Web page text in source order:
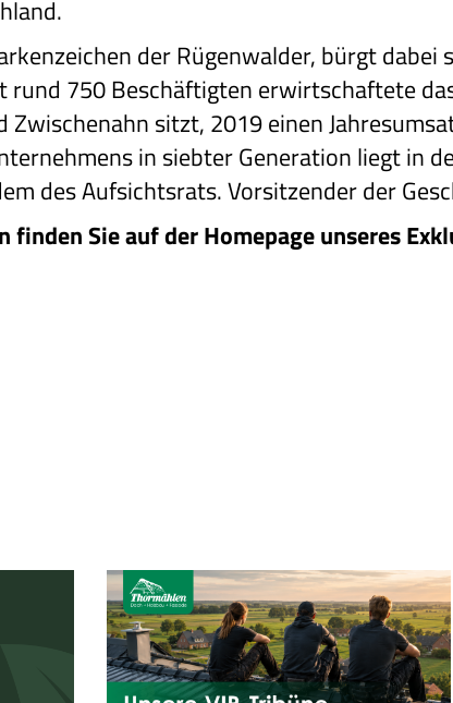
der Rügenwalder, bürgt
rund 750 Beschäftigten erwirtschaftete
Zwischenahn sitzt, 2019 einen
in siebter Generation liegt in
des Aufsichtsrats. Vorsitzender der
Sie auf der Homepage unseres